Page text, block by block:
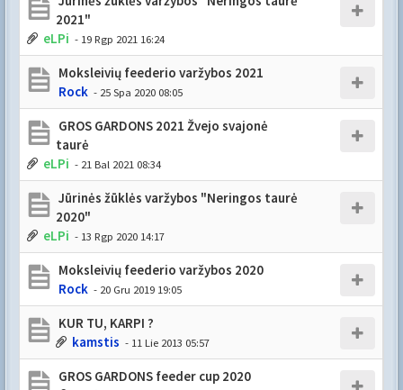
2021"
eLPi - 19 Rgp 2021 16:24
Moksleivių feederio varžybos 2021
Rock - 25 Spa 2020 08:05
GROS GARDONS 2021 Žvejo svajonė
taurė
eLPi - 21 Bal 2021 08:34
Jūrinės žūklės varžybos "Neringos taurė
2020"
eLPi - 13 Rgp 2020 14:17
Moksleivių feederio varžybos 2020
Rock - 20 Gru 2019 19:05
KUR TU, KARPI ?
kamstis - 11 Lie 2013 05:57
GROS GARDONS feeder cup 2020